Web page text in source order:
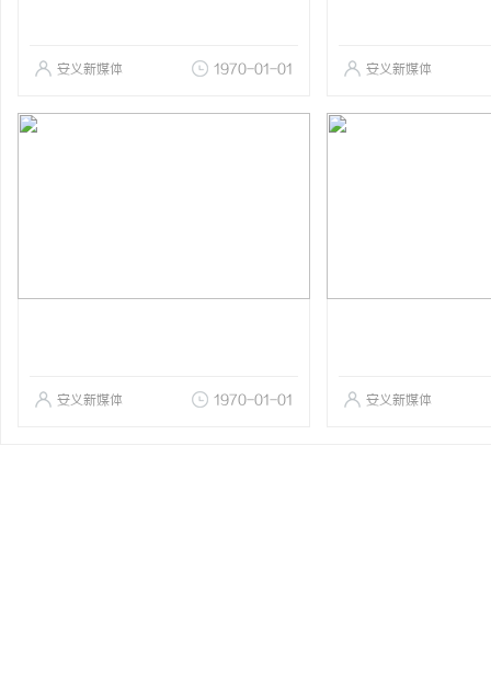
安义新媒体 1970-01-01 安义新媒体
安义新媒体 1970-01-01 安义新媒体